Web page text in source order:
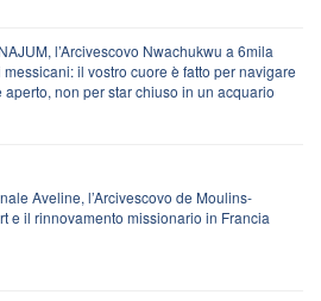
l’Arcivescovo Nwachukwu a 6mila
il vostro cuore è fatto per navigare
aperto, non per star chiuso in un acquario
Aveline, l’Arcivescovo de Moulins-
e il rinnovamento missionario in Francia